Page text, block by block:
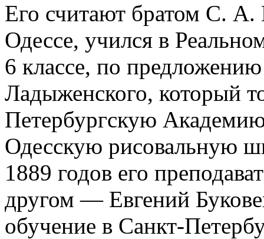
Его считают братом С.
Одессе, учился в
6 классе, по
Ладыженского, который
Петербургскую
Одесскую рисовальную
1889 годов его
другом — Евгений
обучение в Санкт-